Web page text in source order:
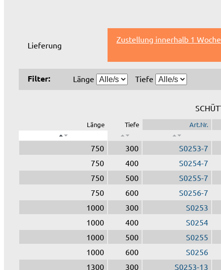
Lieferung
Zustellung innerhalb 1
Filter: Länge Tiefe
Länge Tiefe Art.Nr.
750 300
S0253-7
750
400
S0254-7
750
500
S0255-7
750
600
S0256-7
1000
300
S0253
1000
400
S0254
1000
500
S0255
1000
600
S0256
1300
300 S0253-13